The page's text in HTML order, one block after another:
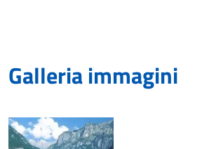
Galleria immagini